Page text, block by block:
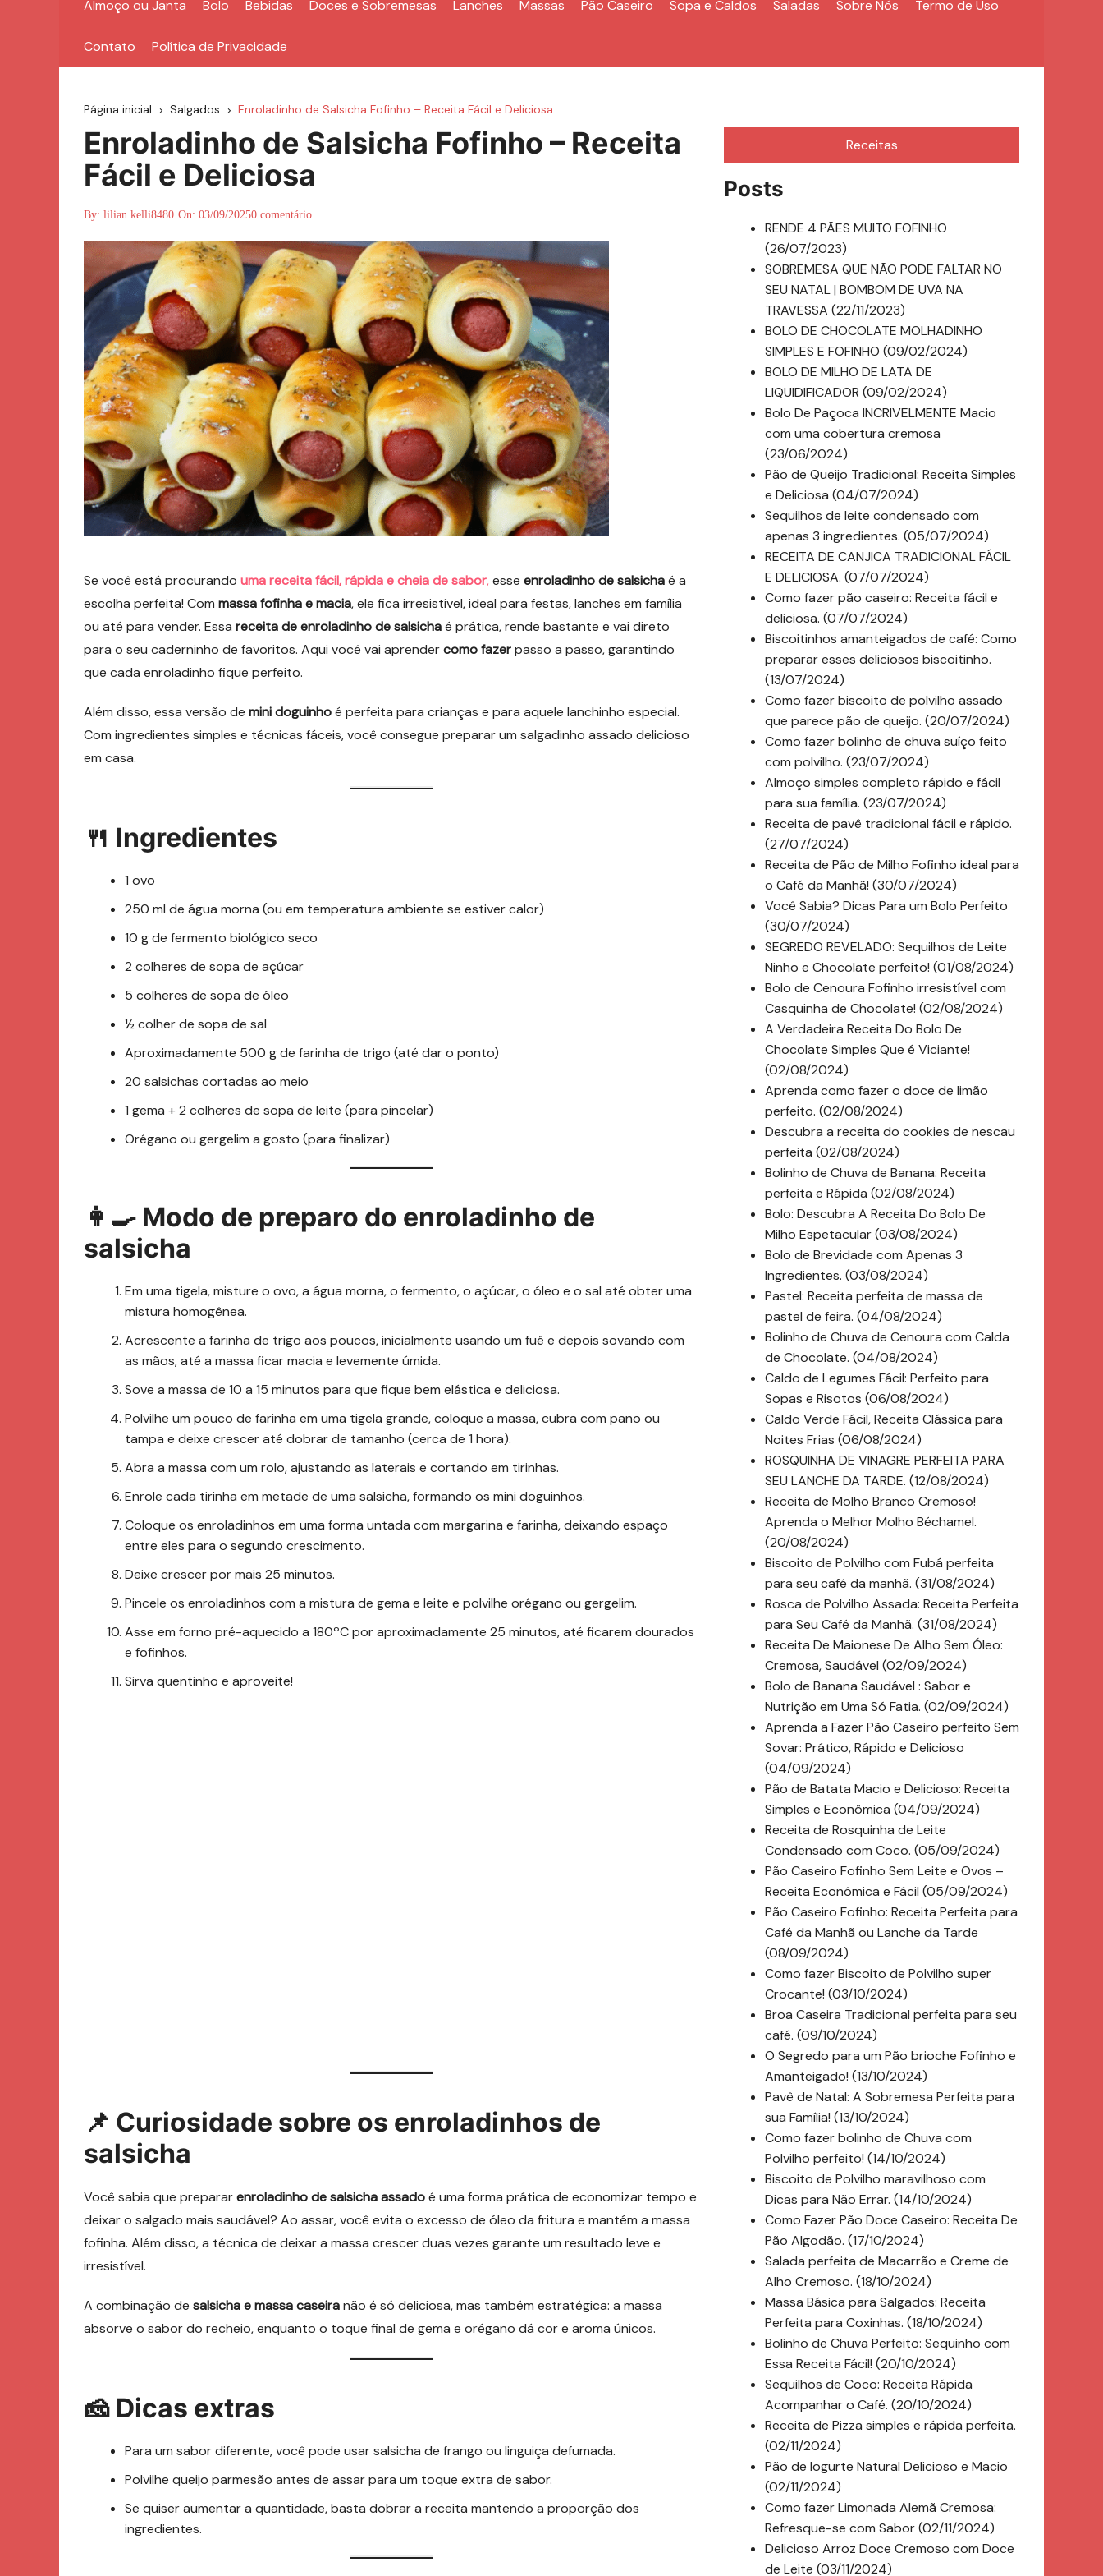
Almoço ou Janta Bolo Bebidas Doces e Sobremesas Lanches Massas Pão Caseiro Sopa e Caldos Saladas Sobre Nós Termo de Uso
Contato Política de Privacidade
Página inicial Salgados Enroladinho de Salsicha Fofinho – Receita Fácil e Deliciosa
Enroladinho de Salsicha Fofinho – Receita
Fácil e Deliciosa
By: lilian.kelli8480 On: 03/09/20250 comentário
Se você está procurando uma receita fácil, rápida e cheia de sabor,esse enroladinho de salsichaé a
escolha perfeita! Com massa fofinha e macia, ele fica irresistível, ideal para festas, lanches em família
ou até para vender. Essa receita de enroladinho de salsichaé prática, rende bastante e vai direto
para o seu caderninho de favoritos. Aqui você vai aprendercomo fazerpasso a passo, garantindo
que cada enroladinho fique perfeito.
Além disso, essa versão de mini doguinhoé perfeita para crianças e para aquele lanchinho especial.
Com ingredientes simples e técnicas fáceis, você consegue preparar um salgadinho assado delicioso
em casa.
🍴 Ingredientes
1 ovo
250 ml de água morna (ou em temperatura ambiente se estiver calor)
10 g de fermento biológico seco
2 colheres de sopa de açúcar
5 colheres de sopa de óleo
½ colher de sopa de sal
Aproximadamente 500 g de farinha de trigo (até dar o ponto)
20 salsichas cortadas ao meio
1 gema + 2 colheres de sopa de leite (para pincelar)
Orégano ou gergelim a gosto (para finalizar)
👩‍🍳 Modo de preparo do enroladinho de
salsicha
Em uma tigela, misture o ovo, a água morna, o fermento, o açúcar, o óleo e o sal até obter uma
mistura homogênea.
Acrescente a farinha de trigo aos poucos, inicialmente usando um fuê e depois sovando com
as mãos, até a massa ficar macia e levemente úmida.
Sove a massa de 10 a 15 minutos para que fique bem elástica e deliciosa.
Polvilhe um pouco de farinha em uma tigela grande, coloque a massa, cubra com pano ou
tampa e deixe crescer até dobrar de tamanho (cerca de 1 hora).
Abra a massa com um rolo, ajustando as laterais e cortando em tirinhas.
Enrole cada tirinha em metade de uma salsicha, formando os mini doguinhos.
Coloque os enroladinhos em uma forma untada com margarina e farinha, deixando espaço
entre eles para o segundo crescimento.
Deixe crescer por mais 25 minutos.
Pincele os enroladinhos com a mistura de gema e leite e polvilhe orégano ou gergelim.
Asse em forno pré-aquecido a 180ºC por aproximadamente 25 minutos, até ficarem dourados
e fofinhos.
Sirva quentinho e aproveite!
📌 Curiosidade sobre os enroladinhos de
salsicha
Você sabia que prepararenroladinho de salsicha assadoé uma forma prática de economizar tempo e
deixar o salgado mais saudável? Ao assar, você evita o excesso de óleo da fritura e mantém a massa
fofinha. Além disso, a técnica de deixar a massa crescer duas vezes garante um resultado leve e
irresistível.
A combinação de salsicha e massa caseiranão é só deliciosa, mas também estratégica: a massa
absorve o sabor do recheio, enquanto o toque final de gema e orégano dá cor e aroma únicos.
🧀 Dicas extras
Para um sabor diferente, você pode usar salsicha de frango ou linguiça defumada.
Polvilhe queijo parmesão antes de assar para um toque extra de sabor.
Se quiser aumentar a quantidade, basta dobrar a receita mantendo a proporção dos
ingredientes.
Receitas
Posts
RENDE 4 PÃES MUITO FOFINHO
(26/07/2023)
SOBREMESA QUE NÃO PODE FALTAR NO
SEU NATAL | BOMBOM DE UVA NA
TRAVESSA (22/11/2023)
BOLO DE CHOCOLATE MOLHADINHO
SIMPLES E FOFINHO (09/02/2024)
BOLO DE MILHO DE LATA DE
LIQUIDIFICADOR (09/02/2024)
Bolo De Paçoca INCRIVELMENTE Macio
com uma cobertura cremosa
(23/06/2024)
Pão de Queijo Tradicional: Receita Simples
e Deliciosa (04/07/2024)
Sequilhos de leite condensado com
apenas 3 ingredientes. (05/07/2024)
RECEITA DE CANJICA TRADICIONAL FÁCIL
E DELICIOSA. (07/07/2024)
Como fazer pão caseiro: Receita fácil e
deliciosa. (07/07/2024)
Biscoitinhos amanteigados de café: Como
preparar esses deliciosos biscoitinho.
(13/07/2024)
Como fazer biscoito de polvilho assado
que parece pão de queijo. (20/07/2024)
Como fazer bolinho de chuva suíço feito
com polvilho. (23/07/2024)
Almoço simples completo rápido e fácil
para sua família. (23/07/2024)
Receita de pavê tradicional fácil e rápido.
(27/07/2024)
Receita de Pão de Milho Fofinho ideal para
o Café da Manhã! (30/07/2024)
Você Sabia? Dicas Para um Bolo Perfeito
(30/07/2024)
SEGREDO REVELADO: Sequilhos de Leite
Ninho e Chocolate perfeito! (01/08/2024)
Bolo de Cenoura Fofinho irresistível com
Casquinha de Chocolate! (02/08/2024)
A Verdadeira Receita Do Bolo De
Chocolate Simples Que é Viciante!
(02/08/2024)
Aprenda como fazer o doce de limão
perfeito. (02/08/2024)
Descubra a receita do cookies de nescau
perfeita (02/08/2024)
Bolinho de Chuva de Banana: Receita
perfeita e Rápida (02/08/2024)
Bolo: Descubra A Receita Do Bolo De
Milho Espetacular (03/08/2024)
Bolo de Brevidade com Apenas 3
Ingredientes. (03/08/2024)
Pastel: Receita perfeita de massa de
pastel de feira. (04/08/2024)
Bolinho de Chuva de Cenoura com Calda
de Chocolate. (04/08/2024)
Caldo de Legumes Fácil: Perfeito para
Sopas e Risotos (06/08/2024)
Caldo Verde Fácil, Receita Clássica para
Noites Frias (06/08/2024)
ROSQUINHA DE VINAGRE PERFEITA PARA
SEU LANCHE DA TARDE. (12/08/2024)
Receita de Molho Branco Cremoso!
Aprenda o Melhor Molho Béchamel.
(20/08/2024)
Biscoito de Polvilho com Fubá perfeita
para seu café da manhã. (31/08/2024)
Rosca de Polvilho Assada: Receita Perfeita
para Seu Café da Manhã. (31/08/2024)
Receita De Maionese De Alho Sem Óleo:
Cremosa, Saudável (02/09/2024)
Bolo de Banana Saudável : Sabor e
Nutrição em Uma Só Fatia. (02/09/2024)
Aprenda a Fazer Pão Caseiro perfeito Sem
Sovar: Prático, Rápido e Delicioso
(04/09/2024)
Pão de Batata Macio e Delicioso: Receita
Simples e Econômica (04/09/2024)
Receita de Rosquinha de Leite
Condensado com Coco. (05/09/2024)
Pão Caseiro Fofinho Sem Leite e Ovos –
Receita Econômica e Fácil (05/09/2024)
Pão Caseiro Fofinho: Receita Perfeita para
Café da Manhã ou Lanche da Tarde
(08/09/2024)
Como fazer Biscoito de Polvilho super
Crocante! (03/10/2024)
Broa Caseira Tradicional perfeita para seu
café. (09/10/2024)
O Segredo para um Pão brioche Fofinho e
Amanteigado! (13/10/2024)
Pavê de Natal: A Sobremesa Perfeita para
sua Família! (13/10/2024)
Como fazer bolinho de Chuva com
Polvilho perfeito! (14/10/2024)
Biscoito de Polvilho maravilhoso com
Dicas para Não Errar. (14/10/2024)
Como Fazer Pão Doce Caseiro: Receita De
Pão Algodão. (17/10/2024)
Salada perfeita de Macarrão e Creme de
Alho Cremoso. (18/10/2024)
Massa Básica para Salgados: Receita
Perfeita para Coxinhas. (18/10/2024)
Bolinho de Chuva Perfeito: Sequinho com
Essa Receita Fácil! (20/10/2024)
Sequilhos de Coco: Receita Rápida
Acompanhar o Café. (20/10/2024)
Receita de Pizza simples e rápida perfeita.
(02/11/2024)
Pão de Iogurte Natural Delicioso e Macio
(02/11/2024)
Como fazer Limonada Alemã Cremosa:
Refresque-se com Sabor (02/11/2024)
Delicioso Arroz Doce Cremoso com Doce
de Leite (03/11/2024)